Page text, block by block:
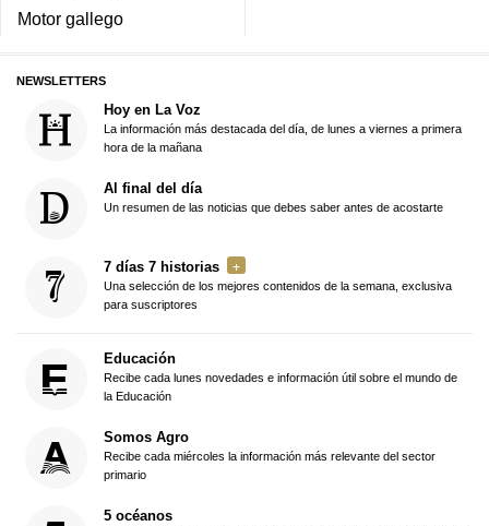
Motor gallego
NEWSLETTERS
Hoy en La Voz
La información más destacada del día, de lunes a viernes a primera
hora de la mañana
Al final del día
Un resumen de las noticias que debes saber antes de acostarte
7 días 7 historias
Una selección de los mejores contenidos de la semana, exclusiva
para suscriptores
Educación
Recibe cada lunes novedades e información útil sobre el mundo de
la Educación
Somos Agro
Recibe cada miércoles la información más relevante del sector
primario
5 océanos